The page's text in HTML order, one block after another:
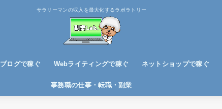
サラリーマンの収入を最大化するラボラトリー
ブログで稼ぐ
アフィリエイトで稼ぐ
Webライティングで稼ぐ ネットショップで稼ぐ
事務職の仕事・転職・副業